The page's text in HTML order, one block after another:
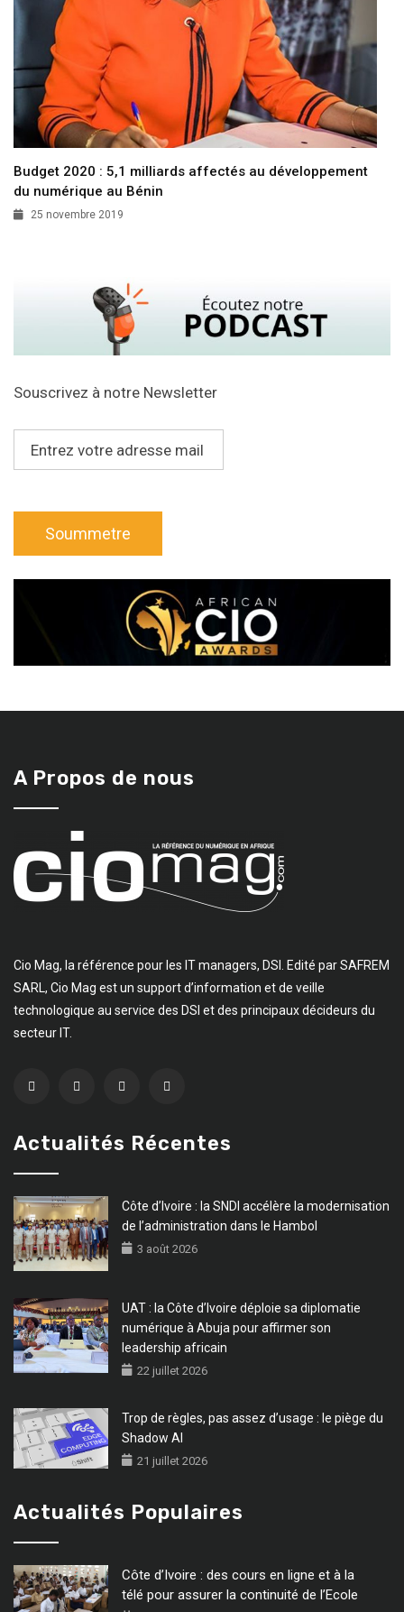
Budget 2020 : 5,1 milliards affectés au développement
du numérique au Bénin
25 novembre 2019
Souscrivez à notre Newsletter
A Propos de nous
Cio Mag, la référence pour les IT managers, DSI. Edité par SAFREM
SARL, Cio Mag est un support d’information et de veille
technologique au service des DSI et des principaux décideurs du
secteur IT.
Actualités Récentes
Côte d’Ivoire : la SNDI accélère la modernisation
de l’administration dans le Hambol
3 août 2026
UAT : la Côte d’Ivoire déploie sa diplomatie
numérique à Abuja pour affirmer son
leadership africain
22 juillet 2026
Trop de règles, pas assez d’usage : le piège du
Shadow AI
21 juillet 2026
Actualités Populaires
Côte d’Ivoire : des cours en ligne et à la
télé pour assurer la continuité de l’Ecole